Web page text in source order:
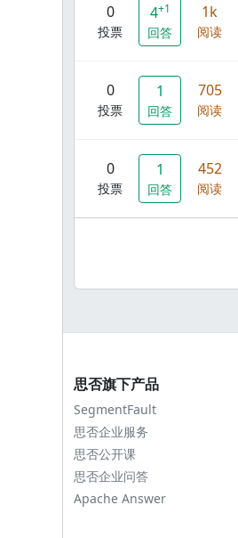
0
投票
4+1
回答
1k
阅读
0
投票
1
回答
705
阅读
0
投票
1
回答
452
阅读
思否旗下产品
SegmentFault
思否企业服务
思否公开课
思否企业问答
Apache Answer